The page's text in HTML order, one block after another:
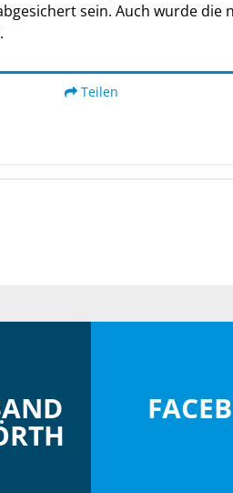
sein. Auch wurde die
Teilen